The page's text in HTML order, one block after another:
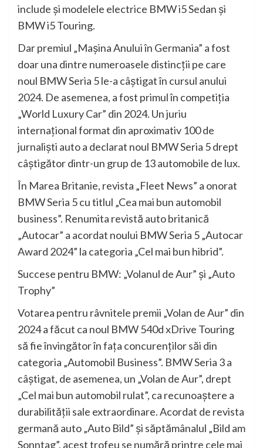
include şi modelele electrice BMW i5 Sedan şi
BMW i5 Touring.
Dar premiul „Maşina Anului în Germania” a fost
doar una dintre numeroasele distincţii pe care
noul BMW Seria 5 le-a câştigat în cursul anului
2024. De asemenea, a fost primul în competiţia
„World Luxury Car” din 2024. Un juriu
internaţional format din aproximativ 100 de
jurnalişti auto a declarat noul BMW Seria 5 drept
câştigător dintr-un grup de 13 automobile de lux.
În Marea Britanie, revista „Fleet News” a onorat
BMW Seria 5 cu titlul „Cea mai bun automobil
business”. Renumita revistă auto britanică
„Autocar” a acordat noului BMW Seria 5 „Autocar
Award 2024” la categoria „Cel mai bun hibrid”.
Succese pentru BMW: „Volanul de Aur” şi „Auto
Trophy”
Votarea pentru râvnitele premii „Volan de Aur” din
2024 a făcut ca noul BMW 540d xDrive Touring
să fie învingător în faţa concurenţilor săi din
categoria „Automobil Business”. BMW Seria 3 a
câştigat, de asemenea, un „Volan de Aur”, drept
„Cel mai bun automobil rulat”, ca recunoaştere a
durabilităţii sale extraordinare. Acordat de revista
germană auto „Auto Bild” şi săptămânalul „Bild am
Sonntag”, acest trofeu se numără printre cele mai